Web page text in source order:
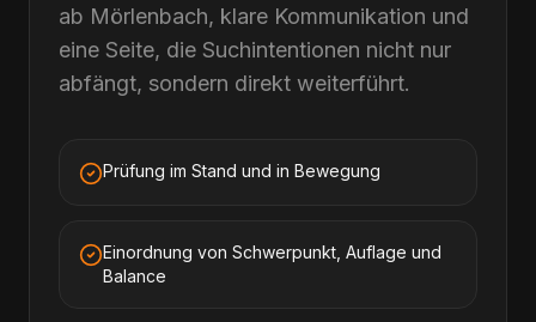
ab Mörlenbach, klare Kommunikation und
eine Seite, die Suchintentionen nicht nur
abfängt, sondern direkt weiterführt.
Prüfung im Stand und in Bewegung
Einordnung von Schwerpunkt, Auflage und
Balance